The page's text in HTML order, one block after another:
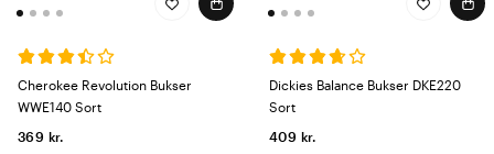
Cherokee Revolution Bukser
WWE140 Sort
369 kr.
Dickies Balance Bukser DKE220
Sort
409 kr.